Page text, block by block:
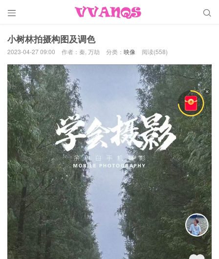
 
小树林拍摄构图及调色
2023-04-27 09:00 作者：秦, 万劫 分类： 映像 阅读(558)